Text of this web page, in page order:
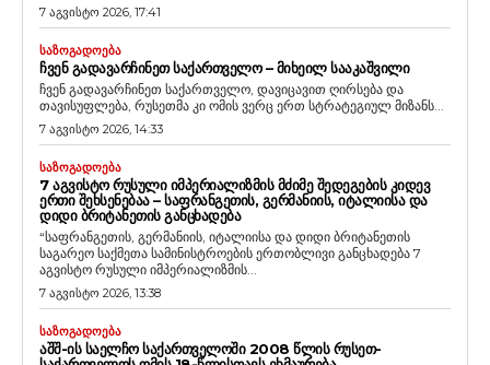
7 აგვისტო 2026, 17:41
ᲡᲐᲖᲝᲒᲐᲓᲝᲔᲑᲐ
ᲩᲕᲔᲜ ᲒᲐᲓᲐᲕᲐᲠᲩᲘᲜᲔᲗ ᲡᲐᲥᲐᲠᲗᲕᲔᲚᲝ – ᲛᲘᲮᲔᲘᲚ ᲡᲐᲐᲙᲐᲨᲕᲘᲚᲘ
ჩვენ გადავარჩინეთ საქართველო, დავიცავით ღირსება და
თავისუფლება, რუსეთმა კი ომის ვერც ერთ სტრატეგიულ მიზანს...
7 აგვისტო 2026, 14:33
ᲡᲐᲖᲝᲒᲐᲓᲝᲔᲑᲐ
7 ᲐᲒᲕᲘᲡᲢᲝ ᲠᲣᲡᲣᲚᲘ ᲘᲛᲞᲔᲠᲘᲐᲚᲘᲖᲛᲘᲡ ᲛᲫᲘᲛᲔ ᲨᲔᲓᲔᲒᲔᲑᲘᲡ ᲙᲘᲓᲔᲕ
ᲔᲠᲗᲘ ᲨᲔᲮᲡᲔᲜᲔᲑᲐᲐ – ᲡᲐᲤᲠᲐᲜᲒᲔᲗᲘᲡ, ᲒᲔᲠᲛᲐᲜᲘᲘᲡ, ᲘᲢᲐᲚᲘᲘᲡᲐ ᲓᲐ
ᲓᲘᲓᲘ ᲑᲠᲘᲢᲐᲜᲔᲗᲘᲡ ᲒᲐᲜᲪᲮᲐᲓᲔᲑᲐ
“საფრანგეთის, გერმანიის, იტალიისა და დიდი ბრიტანეთის
საგარეო საქმეთა სამინისტროების ერთობლივი განცხადება 7
აგვისტო რუსული იმპერიალიზმის...
7 აგვისტო 2026, 13:38
ᲡᲐᲖᲝᲒᲐᲓᲝᲔᲑᲐ
ᲐᲨᲨ-ᲘᲡ ᲡᲐᲔᲚᲩᲝ ᲡᲐᲥᲐᲠᲗᲕᲔᲚᲝᲨᲘ 2008 ᲬᲚᲘᲡ ᲠᲣᲡᲔᲗ-